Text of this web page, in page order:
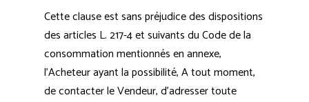
Cette clause est sans préjudice des dispositions
des articles L. 217-4 et suivants du Code de la
consommation mentionnés en annexe,
l’Acheteur ayant la possibilité, A tout moment,
de contacter le Vendeur, d’adresser toute